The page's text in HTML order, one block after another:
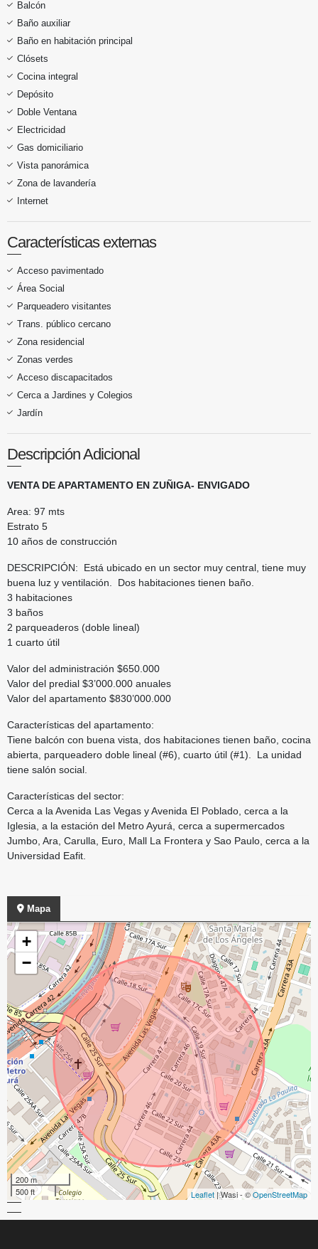
Balcón
Baño auxiliar
Baño en habitación principal
Clósets
Cocina integral
Depósito
Doble Ventana
Electricidad
Gas domiciliario
Vista panorámica
Zona de lavandería
Internet
Características externas
Acceso pavimentado
Área Social
Parqueadero visitantes
Trans. público cercano
Zona residencial
Zonas verdes
Acceso discapacitados
Cerca a Jardines y Colegios
Jardín
Descripción Adicional
VENTA DE APARTAMENTO EN ZUÑIGA- ENVIGADO
Area: 97 mts
Estrato 5
10 años de construcción
DESCRIPCIÓN: Está ubicado en un sector muy central, tiene muy
buena luz y ventilación. Dos habitaciones tienen baño.
3 habitaciones
3 baños
2 parqueaderos (doble lineal)
1 cuarto útil
Valor del administración $650.000
Valor del predial $3’000.000 anuales
Valor del apartamento $830’000.000
Características del apartamento:
Tiene balcón con buena vista, dos habitaciones tienen baño, cocina
abierta, parqueadero doble lineal (#6), cuarto útil (#1). La unidad
tiene salón social.
Características del sector:
Cerca a la Avenida Las Vegas y Avenida El Poblado, cerca a la
Iglesia, a la estación del Metro Ayurá, cerca a supermercados
Jumbo, Ara, Carulla, Euro, Mall La Frontera y Sao Paulo, cerca a la
Universidad Eafit.
Mapa
+
−
200 m
500 ft
Leaflet | Wasi - ©OpenStreetMap